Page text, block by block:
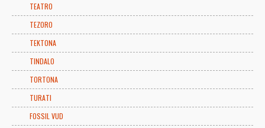
TEATRO
TEZORO
TEKTONA
TINDALO
TORTONA
TURATI
FOSSIL VUD